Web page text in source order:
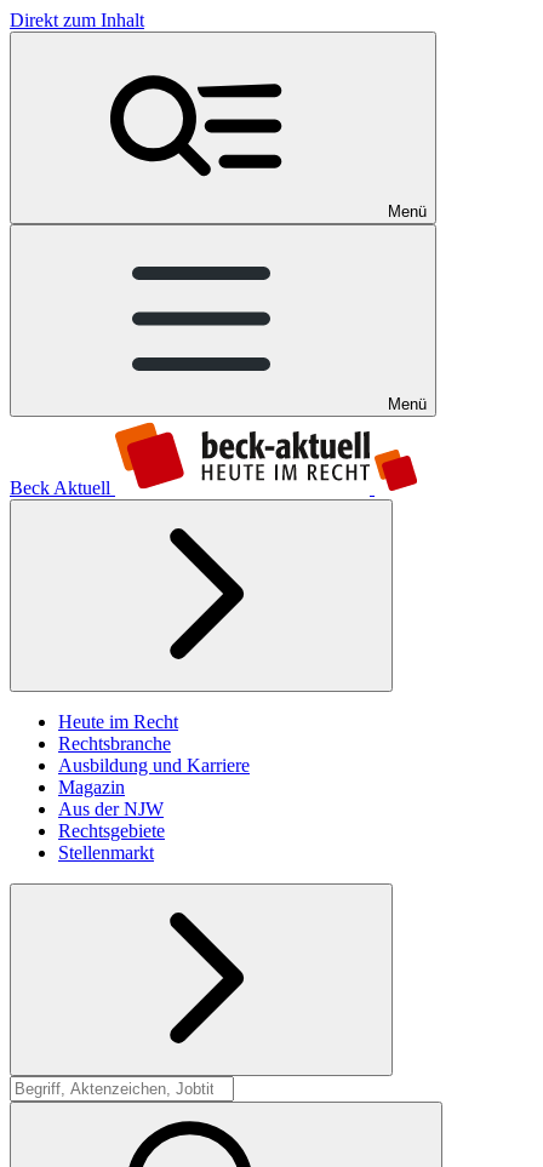
Direkt zum Inhalt
Menü
Menü
Beck Aktuell
Heute im Recht
Rechtsbranche
Ausbildung und Karriere
Magazin
Aus der NJW
Rechtsgebiete
Stellenmarkt
Suche